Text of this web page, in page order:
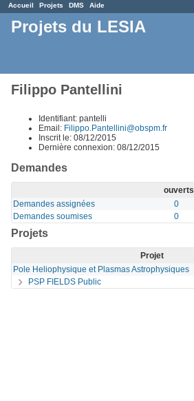
Accueil Projets DMS Aide
Projets du LESIA
Filippo Pantellini
Identifiant: pantelli
Email: Filippo.Pantellini@obspm.fr
Inscrit le: 08/12/2015
Dernière connexion: 08/12/2015
Demandes
ouverts
Demandes assignées
0
Demandes soumises
0
Projets
Projet
Pole Heliophysique et Plasmas Astrophysiques
PSP FIELDS Public